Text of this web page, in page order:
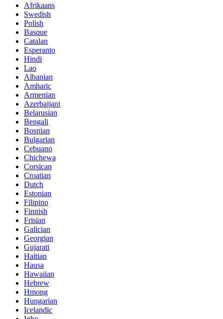
Afrikaans
Swedish
Polish
Basque
Catalan
Esperanto
Hindi
Lao
Albanian
Amharic
Armenian
Azerbaijani
Belarusian
Bengali
Bosnian
Bulgarian
Cebuano
Chichewa
Corsican
Croatian
Dutch
Estonian
Filipino
Finnish
Frisian
Galician
Georgian
Gujarati
Haitian
Hausa
Hawaiian
Hebrew
Hmong
Hungarian
Icelandic